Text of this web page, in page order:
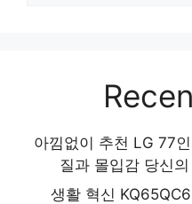
아낌없이 추천 LG 77
질과 몰입감 당신
생활 혁신